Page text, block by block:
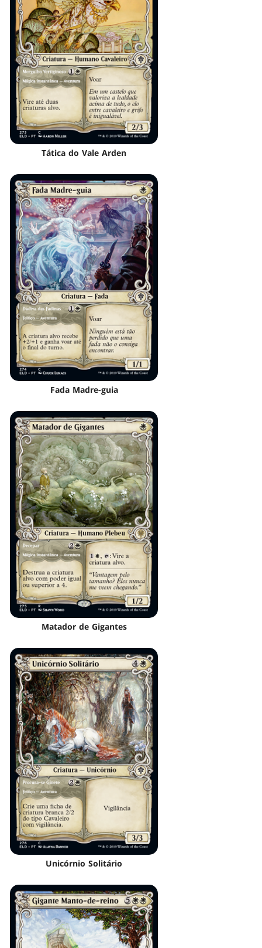
Tática do Vale Arden
Fada Madre-guia
Matador de Gigantes
Unicórnio Solitário